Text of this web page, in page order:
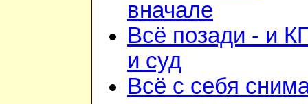
вначале
Всё позади - и
и суд
Всё с себя